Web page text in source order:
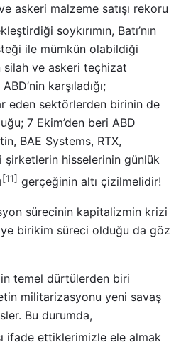
askeri malzeme satışı rekoru
soykırımın, Batı’nın
ile mümkün olabildiği
silah ve askeri teçhizat
karşıladığı;
eden sektörlerden birinin de
7 Ekim’den beri ABD
BAE Systems, RTX,
hisselerinin günlük
[11] gerçeğinin altı çizilmelidir!
sürecinin kapitalizmin krizi
birikim süreci olduğu da göz
temel dürtülerden biri
militarizasyonu yeni savaş
Bu durumda,
ifade ettiklerimizle ele almak